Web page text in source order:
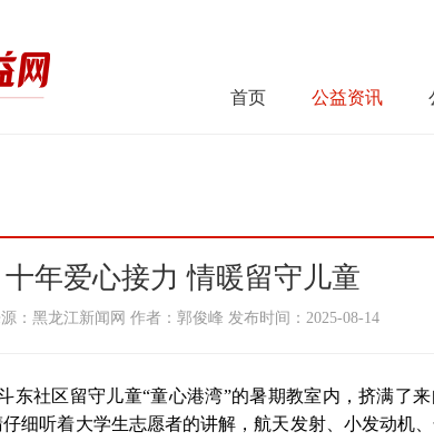
首页 公益资讯
十年爱心接力 情暖留守儿童
：黑龙江新闻网 作者：郭俊峰 发布时间：2025-08-14
东社区留守儿童“童心港湾”的暑期教室内，挤满了
细听着大学生志愿者的讲解，航天发射、小发动机